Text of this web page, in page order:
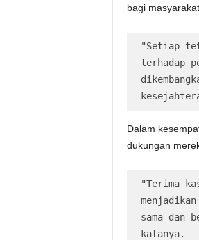
bagi masyarakat.
"Setiap
terhadap
Dalam
dukungan
"Terima
sama dan
katanya.